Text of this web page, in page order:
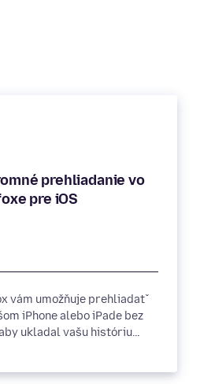
prehliadanie vo
pre iOS
vám umožňuje prehliadať
iPhone alebo iPade bez
ukladal vašu históriu